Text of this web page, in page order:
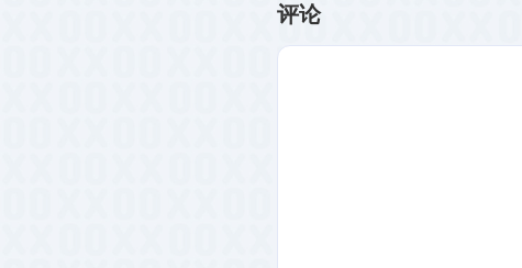
评论